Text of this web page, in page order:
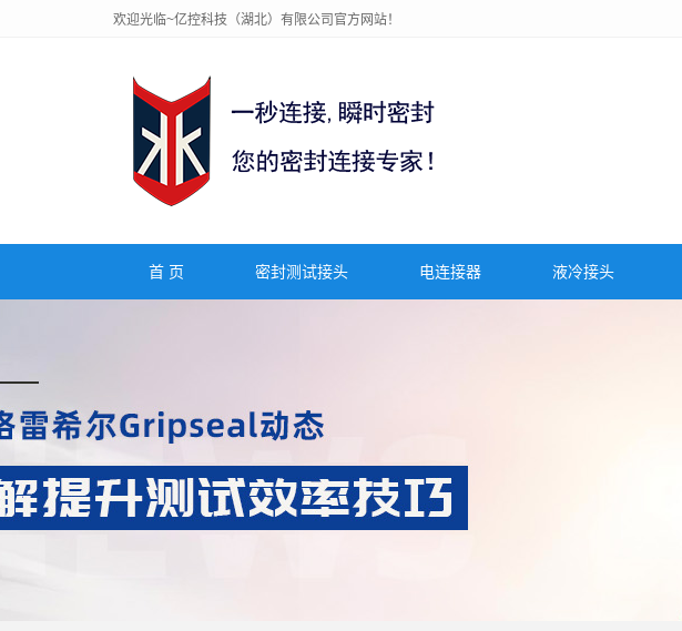
欢迎光临~亿控科技（湖北）有限公司官方网站！
首 页 密封测试接头 电连接器 液冷接头